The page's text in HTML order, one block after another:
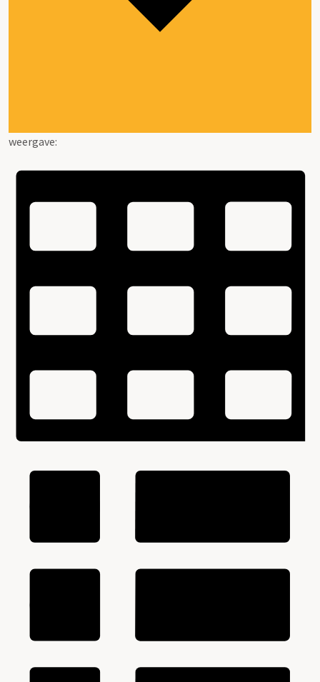
weergave: